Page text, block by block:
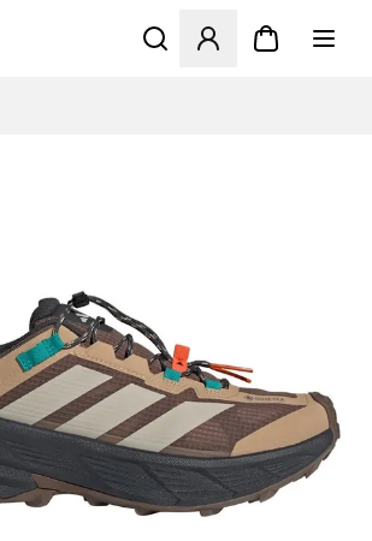
Åbner en Modal til at